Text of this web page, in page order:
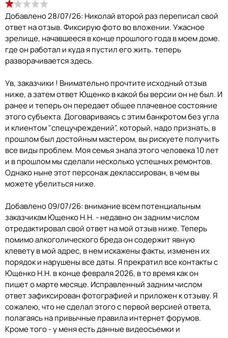
Добавлено 28/07/26: Николай второй раз переписал свой
ответ на отзыв. Фиксирую фото во вложении. Ужасное
зрелище, начавшееся в конце прошлого года в моем доме.
где он работал и куда я пустил его жить. теперь
разворачивается здесь.
Ув, заказчики ! Внимательно прочтите исходный отзыв
ниже, а затем ответ Ющенко в какой бы версии он не был. И
ранее и теперь он передает общее плачевное состояние
этого субъекта. Договариваясь с этим банкротом без угла
и клиентом "спецучреждений", который, надо признать, в
прошлом был достойным мастером, вы рискуете получить
все виды проблем. Моя семья знала этого человека 10 лет
и в прошлом мы сделали несколько успешных ремонтов.
Однако ныне этот персонаж деклассирован, в чем вы
можете убелиться ниже.
Добавлено 09/07/26: внимание всем потенциальным
заказчикам Ющенко Н.Н. - недавно он задним числом
отредактировал свой ответ на мой отзыв ниже. Теперь
помимо алкоголического бреда он содержит явную
клевету в мой адрес, в нем искажены факты, изменен их
порядок и нарушены все даты. Я прекратил все контакты с
Ющенко Н.Н. в конце февраля 2026, в то время как он
пишет о марте месяце. Исправленный задним числом
ответ зафиксирован фотографией и приложен к отзыву. Я
сожалею, что не сделал этого с первой версией ответа,
полагаясь на привычные правила интернет форумов.
Кроме того - у меня есть данные видеосъемки и